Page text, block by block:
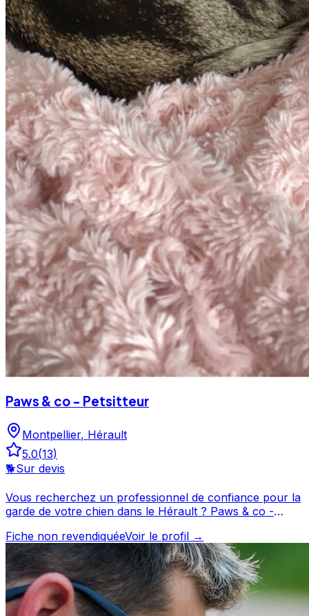
Paws & co - Petsitteur
Montpellier, Hérault
5.0(13)
🐕Sur devis
Vous recherchez un professionnel de confiance pour la
garde de votre chien dans le Hérault ? Paws & co -
environs. Noté 5/5 par ses clients, ce professionnel
propose un service attentionné pour votre compagnon.
Découvrez ses prestations et contactez-le directement
depuis sa fiche. Paws & co - Petsitteur est un
professionnel du service canin situé à Montpellier. Noté
5/5 ⭐⭐⭐⭐⭐ sur Google Maps avec 13 avis.
Fiche non revendiquéeVoir le profil →